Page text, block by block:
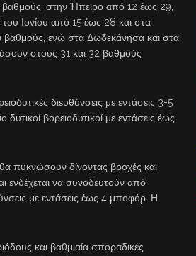
στην Ήπειρο από 12 έως 29,
Ιονίου από 15 έως 28 και στα
βαθμούς, ενώ στα Δωδεκάνησα και στα
στους 31 και 32 βαθμούς
διευθύνσεις με εντάσεις 3-5
δυτικοί βορειοδυτικοί με εντάσεις έως
θα πυκνώσουν δίνοντας βροχές και
ενδέχεται να συνοδευτούν από
με εντάσεις έως 4 μποφόρ. Η
και βαθμιαία σποραδικές